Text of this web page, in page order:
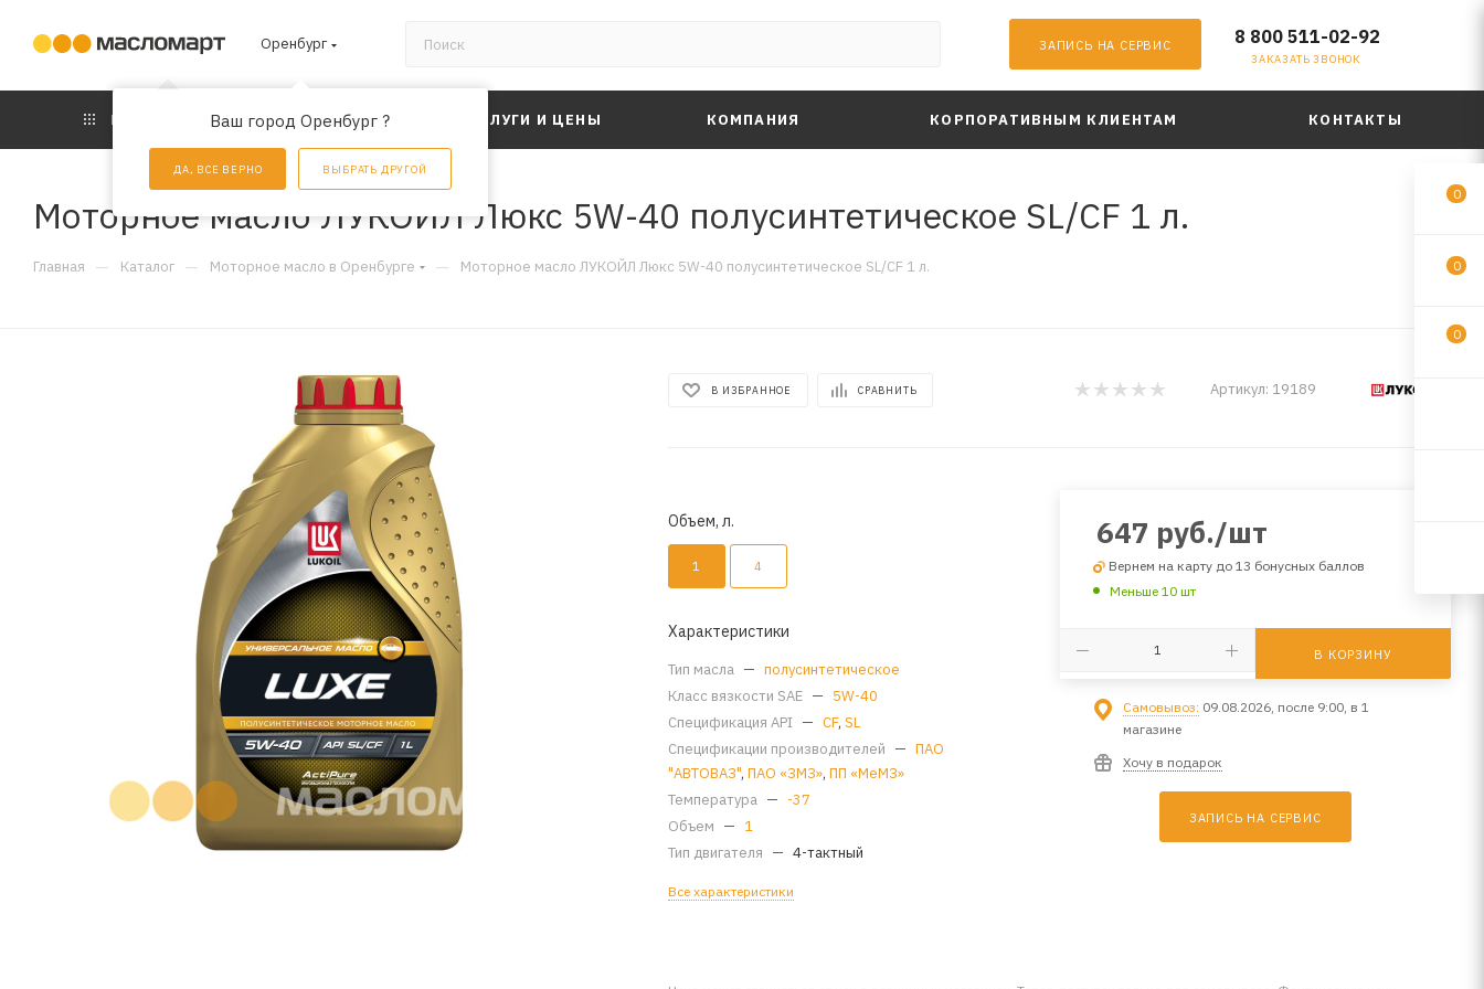
Оренбург
Ваш город Оренбург ?
ДА, ВСЕ ВЕРНО ВЫБРАТЬ ДРУГОЙ
ЗАПИСЬ НА СЕРВИС 8 800 511-02-92
ЗАКАЗАТЬ ЗВОНОК
КАТАЛОГ АКЦИИ УСЛУГИ И ЦЕНЫ КОМПАНИЯ КОРПОРАТИВНЫМ КЛИЕНТАМ КОНТАКТЫ
Моторное масло ЛУКОЙЛ Люкс 5W-40 полусинтетическое SL/CF 1 л.
Главная — Каталог — Моторное масло в Оренбурге — Моторное масло ЛУКОЙЛ Люкс 5W-40 полусинтетическое SL/CF 1 л.
В ИЗБРАННОЕ СРАВНИТЬ Артикул: 19189
Объем, л.
1 4
Характеристики
Тип масла — полусинтетическое
Класс вязкости SAE — 5W-40
Спецификация API — CF,SL
Спецификации производителей — ПАО
"АВТОВАЗ",ПАО «ЗМЗ»,ПП «МеМЗ»
Температура — -37
Объем — 1
Тип двигателя — 4-тактный
Все характеристики
647 руб./шт
Вернем на карту до 13 бонусных баллов
Меньше 10 шт
В КОРЗИНУ
Самовывоз: 09.08.2026, после 9:00, в 1
магазине
Хочу в подарок
ЗАПИСЬ НА СЕРВИС
0
0
0